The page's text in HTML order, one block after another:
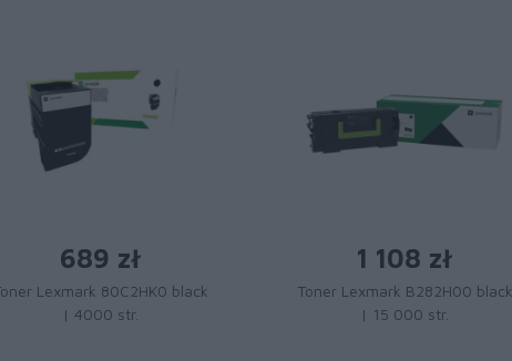
689 zł
Lexmark 80C2HK0 black
| 4000 str.
1 108 zł
Toner Lexmark B282H00 black
| 15 000 str.